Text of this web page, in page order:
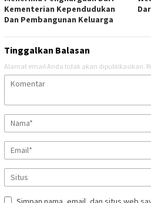
Kementerian Kependudukan
Dan Pembangunan Keluarga
Tinggalkan Balasan
Alamat email Anda tidak akan dipublikasikan.